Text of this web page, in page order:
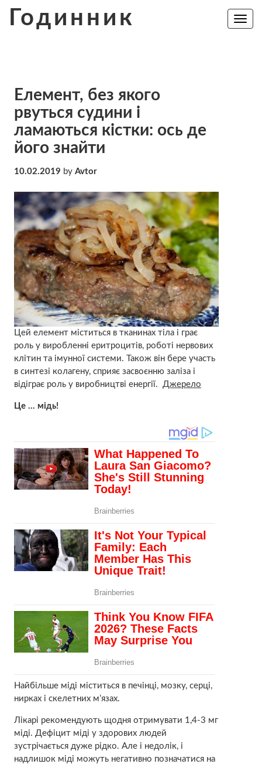
Годинник
Toggle
Елемент, без якого
рвуться судини і
ламаються кістки: ось де
його знайти
10.02.2019 by Avtor
Цей елемент міститься в тканинах тіла і грає
роль у виробленні еритроцитів, роботі нервових
клітин та імунної системи. Також він бере участь
в синтезі колагену, сприяє засвоєнню заліза і
відіграє роль у виробництві енергії. Джерело
Це … мідь!
Найбільше міді міститься в печінці, мозку, серці,
нирках і скелетних м’язах.
Лікарі рекомендують щодня отримувати 1,4-3 мг
міді. Дефіцит міді у здорових людей
зустрічається дуже рідко. Але і недолік, і
надлишок міді можуть негативно позначатися на